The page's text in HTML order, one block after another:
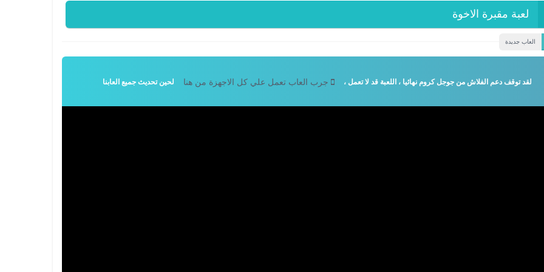
لعبة مقبرة الاخوة
العاب جديدة
لقد توقف دعم الفلاش من جوجل كروم نهائيا ، اللعبة قد لا تعمل ، جرب العاب تعمل علي كل الاجهزة من هنا لحين تحديث جميع العابنا